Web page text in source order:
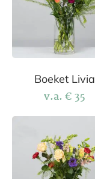
Boeket Livia
v.a.€35